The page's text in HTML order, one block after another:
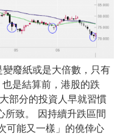
廢紙或是大倍數，只有
是結算前，港股的跌
部分的投資人早就習慣
所致。 因持續升跌區間
可能又一樣」的僥倖心